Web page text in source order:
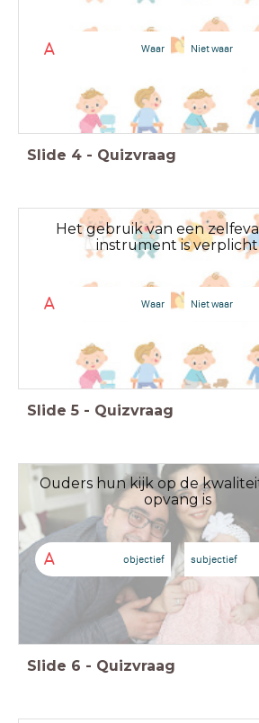
A Waar Niet waar
Slide 4 - Quizvraag
Het gebruik van een
instrument is verplicht
A Waar Niet waar
Slide 5 - Quizvraag
Ouders hun kijk op de
opvang is
A objectief subjectief
Slide 6 - Quizvraag